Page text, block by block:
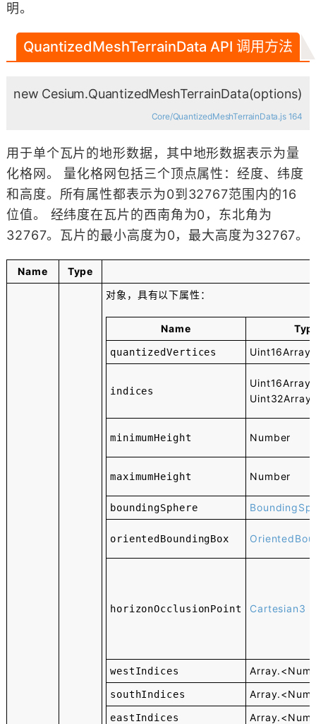
明。
QuantizedMeshTerrainData API 调用方法
new Cesium.QuantizedMeshTerrainData(options)
Core/QuantizedMeshTerrainData.js 164
用于单个瓦片的地形数据，其中地形数据表示为量
化格网。 量化格网包括三个顶点属性：经度、纬度
和高度。所有属性都表示为0到32767范围内的16
位值。 经纬度在瓦片的西南角为0，东北角为
32767。瓦片的最小高度为0，最大高度为32767。
Name Type
对象，具有以下属性：
Name
quantizedVertices Uint16Array
indices
Uint16Array
Uint32Array
minimumHeight Number
maximumHeight Number
boundingSphere
orientedBoundingBox
horizonOcclusionPoint Cartesian3
westIndices
southIndices
eastIndices